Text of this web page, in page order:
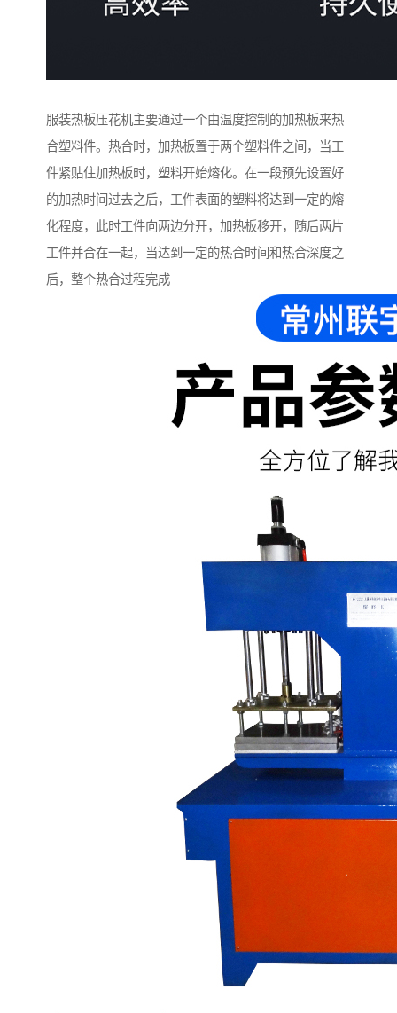
服装热板压花机主要通过一个由温度控制的加热板来热
合塑料件。热合时，加热板置于两个塑料件之间，当工
件紧贴住加热板时，塑料开始熔化。在一段预先设置好
的加热时间过去之后，工件表面的塑料将达到一定的熔
化程度，此时工件向两边分开，加热板移开，随后两片
工件并合在一起，当达到一定的热合时间和热合深度之
后，整个热合过程完成